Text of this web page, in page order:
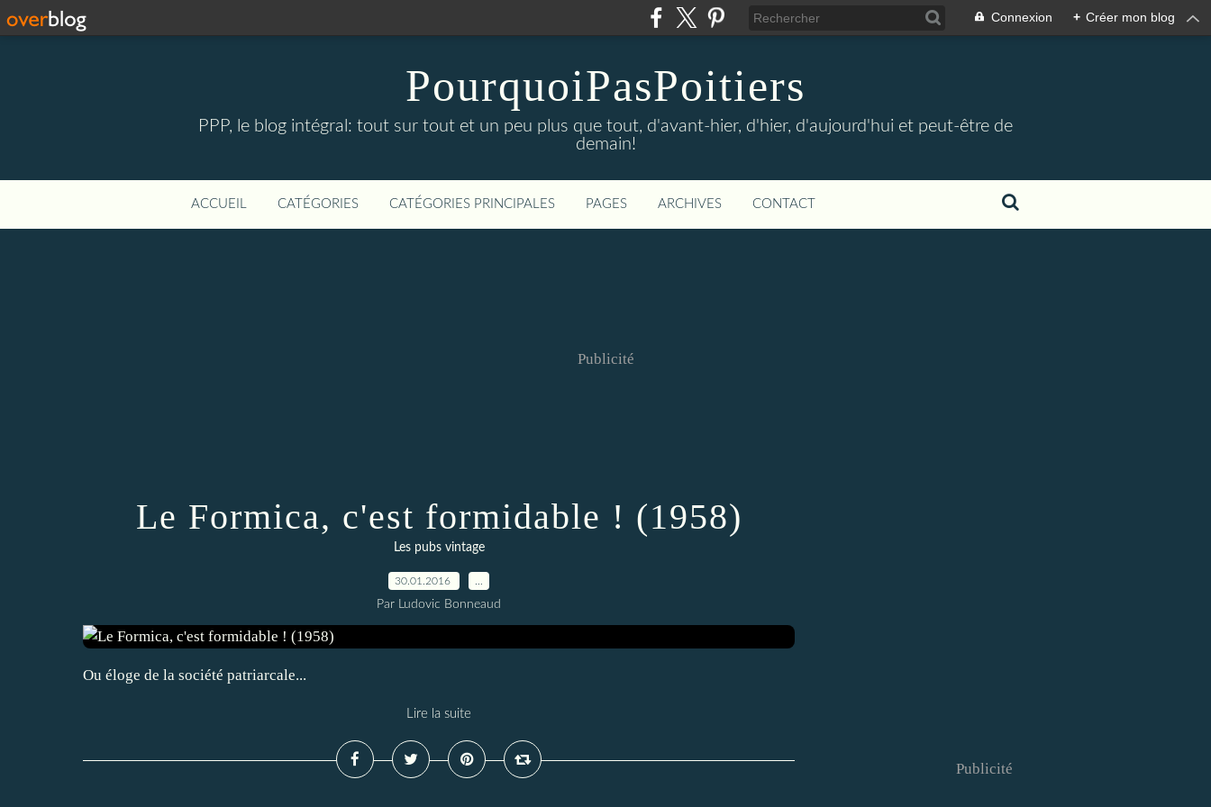
Connexion + Créer mon blog
PourquoiPasPoitiers
PPP, le blog intégral: tout sur tout et un peu plus que tout, d'avant-hier, d'hier, d'aujourd'hui et peut-être de
demain!
ACCUEIL CATÉGORIES CATÉGORIES PRINCIPALES PAGES ARCHIVES CONTACT
Publicité
Le Formica, c'est formidable ! (1958)
Les pubs vintage
30.01.2016
Par Ludovic Bonneaud
Ou éloge de la société patriarcale...
Lire la suite
Publicité